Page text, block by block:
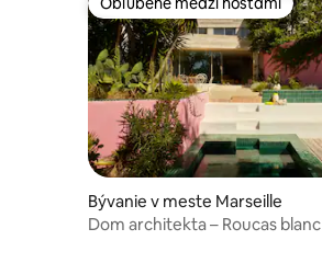
Obľúbené medzi hosťami
Bývanie v meste Marseille
Dom architekta – Roucas blanc